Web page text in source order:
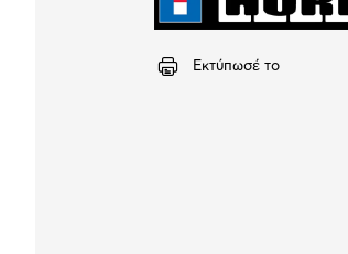
Εκτύπωσέ το